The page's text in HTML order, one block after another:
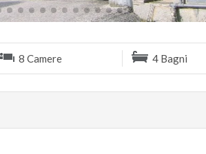
8 Camere 4 Bagni